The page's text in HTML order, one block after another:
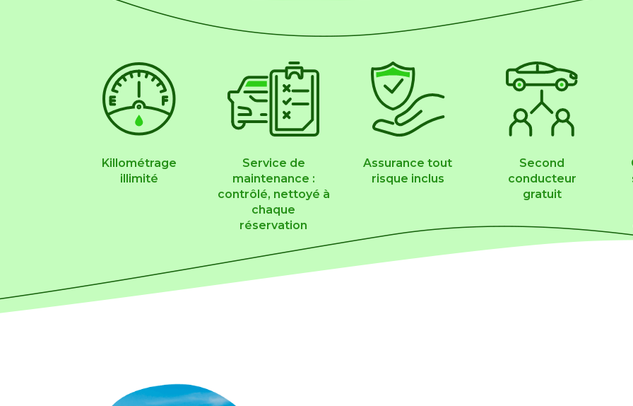
Houelbourg Location : services supplémentaires gratuits
Killométrage
illimité
Service de
maintenance :
contrôlé, nettoyé à
chaque
réservation
Assurance tout
risque inclus
Second
conducteur
gratuit